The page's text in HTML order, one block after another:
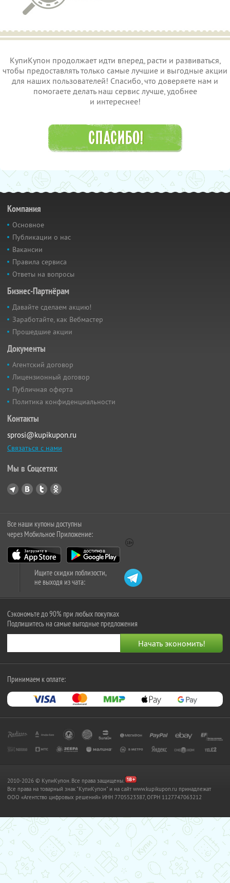
КупиКупон продолжает идти вперед, расти и развиваться,
чтобы предоставлять только самые лучшие и выгодные акции
для наших пользователей! Спасибо, что доверяете нам и
помогаете делать наш сервис лучше, удобнее
и интереснее!
Компания
Основное
Публикации о нас
Вакансии
Правила сервиса
Ответы на вопросы
Бизнес-Партнёрам
Давайте сделаем акцию!
Заработайте, как Вебмастер
Прошедшие акции
Документы
Агентский договор
Лицензионный договор
Публичная оферта
Политика конфиденциальности
Контакты
sprosi@kupikupon.ru
Связаться с нами
Мы в Соцсетях
Все наши купоны доступны
через Мобильное Приложение:
Ищите скидки поблизости,
не выходя из чата:
Сэкономьте до 90% при любых покупках
Подпишитесь на самые выгодные предложения
Принимаем к оплате:
2010-2026 © КупиКупон. Все права защищены.
Все права на товарный знак "КупиКупон" и на сайт www.kupikupon.ru принадлежат
OOO «Агентство цифровых решений» ИНН 7705523387, ОГРН 1127747063212